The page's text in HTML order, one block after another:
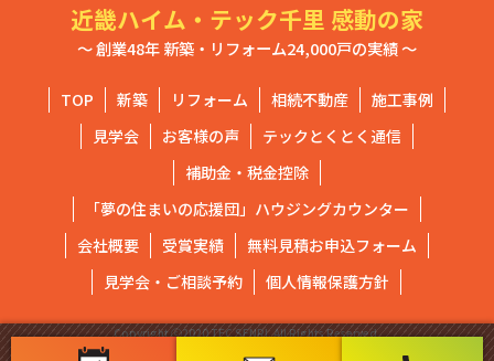
近畿ハイム・テック千里 感動の家
～ 創業48年 新築・リフォーム24,000戸の実績 ～
TOP 新築 リフォーム 相続不動産
施工事例
見学会
お客様の声
テックとくとく通信
補助金・税金控除
「夢の住まいの応援団」ハウジングカウンター
会社概要
受賞実績
無料見積お申込フォーム
見学会・ご相談予約
個人情報保護方針
Copyright ⓒ2020 TEC SENRI. All Rights Reserved.